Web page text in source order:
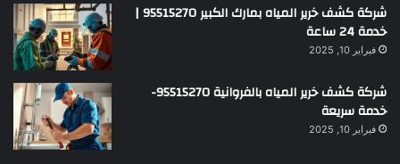
شركة كشف خرير المياه بمارك الكبير 95515270 |
خدمة 24 ساعة
فبراير 10, 2025
شركة كشف خرير المياه بالفروانية 95515270-
خدمة سريعة
فبراير 10, 2025